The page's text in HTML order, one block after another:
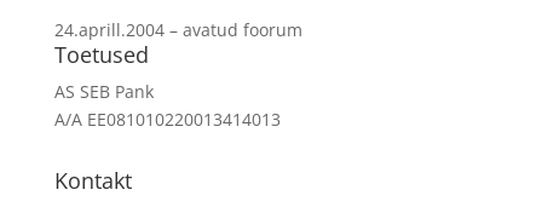
24.aprill.2004 – avatud foorum
Toetused
AS SEB Pank
A/A EE081010220013414013
Kontakt